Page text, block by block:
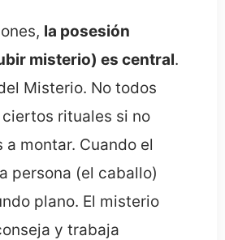
la posesión
misterio) es central.
Misterio. No todos
rituales si no
montar. Cuando el
persona (el caballo)
plano. El misterio
y trabaja